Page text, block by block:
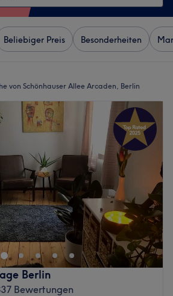
Beliebiger Preis Besonderheiten
von Schönhauser Allee Arcaden, Berlin
Berlin
Bewertungen